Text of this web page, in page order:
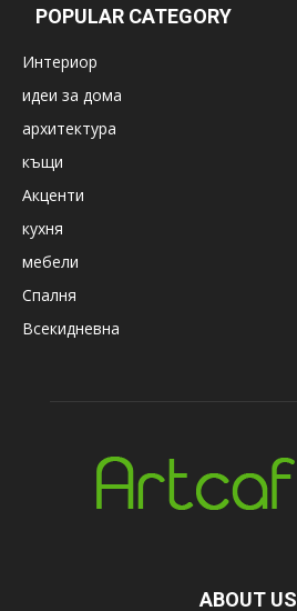
POPULAR CATEGORY
Интериор
идеи за дома
архитектура
къщи
Акценти
кухня
мебели
Спалня
Всекидневна
ABOUT US